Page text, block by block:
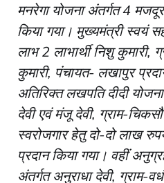
मनरेगा योजना अंतर्गत 4
किया गया। मुख्यमंत्री स्वयं
लाभ 2 लाभार्थी निशु कुमारी,
कुमारी, पंचायत- लखापुर
अतिरिक्त लखपति दीदी
देवी एवं मंजू देवी, ग्राम-
स्वरोजगार हेतु दो-दो लाख
प्रदान किया गया। वहीं
अंतर्गत अनुराधा देवी, ग्राम-